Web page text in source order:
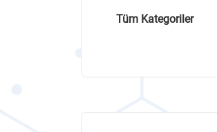
Tüm Kategoriler